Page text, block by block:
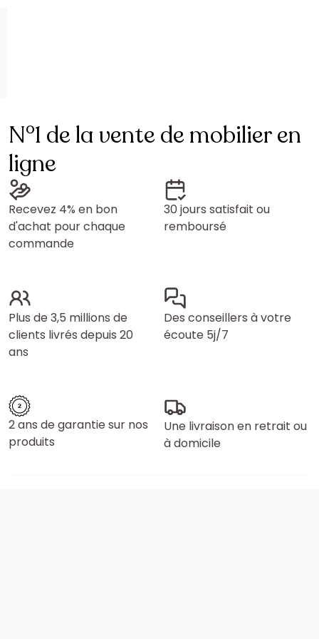
N°1 de la vente de mobilier en
ligne
Recevez 4% en bon
d'achat pour chaque
commande
30 jours satisfait ou
remboursé
Plus de 3,5 millions de
clients livrés depuis 20
ans
Des conseillers à votre
écoute 5j/7
2 ans de garantie sur nos
produits
Une livraison en retrait ou
à domicile